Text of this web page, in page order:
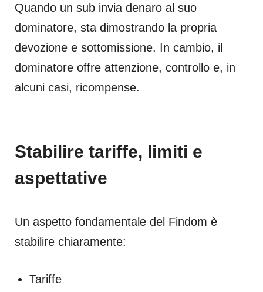
Quando un sub invia denaro al suo
dominatore, sta dimostrando la propria
devozione e sottomissione. In cambio, il
dominatore offre attenzione, controllo e, in
alcuni casi, ricompense.
Stabilire tariffe, limiti e
aspettative
Un aspetto fondamentale del Findom è
stabilire chiaramente:
Tariffe